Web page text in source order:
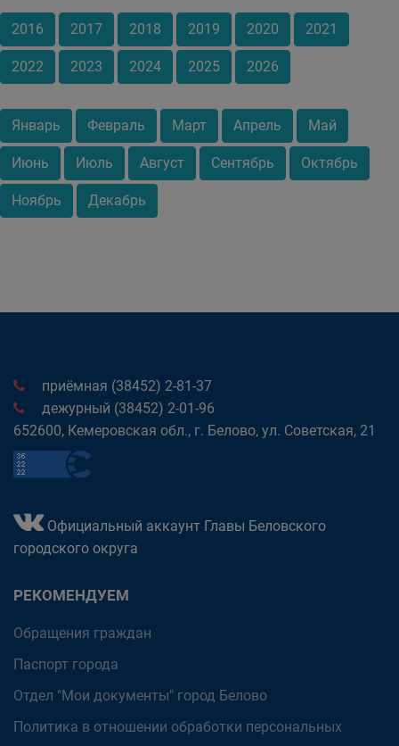
2016 2017 2018 2019 2020 2021
2022 2023 2024 2025 2026
Январь Февраль Март Апрель Май
Июнь Июль Август Сентябрь Октябрь
Ноябрь Декабрь
приёмная (38452) 2-81-37
дежурный (38452) 2-01-96
652600, Кемеровская обл., г. Белово, ул. Советская, 21
Официальный аккаунт Главы Беловского
городского округа
РЕКОМЕНДУЕМ
Обращения граждан
Паспорт города
Отдел "Мои документы" город Белово
Политика в отношении обработки персональных